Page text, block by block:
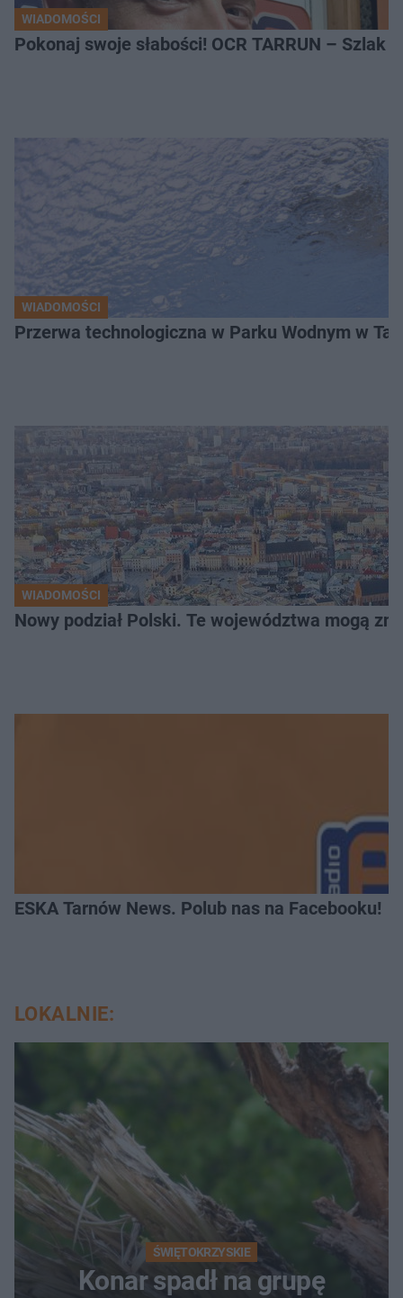
WIADOMOŚCI
Pokonaj swoje słabości! OCR TARRUN – Szlak
WIADOMOŚCI
Przerwa technologiczna w Parku Wodnym w
WIADOMOŚCI
Nowy podział Polski. Te województwa mogą
ESKA Tarnów News. Polub nas na Facebooku!
LOKALNIE:
ŚWIĘTOKRZYSKIE
Konar spadł na grupę